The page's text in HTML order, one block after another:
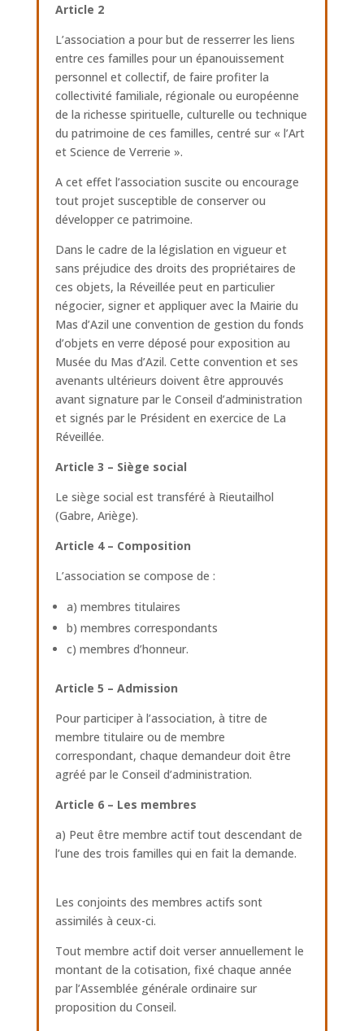
Article 2
L’association a pour but de resserrer les liens
entre ces familles pour un épanouissement
personnel et collectif, de faire profiter la
collectivité familiale, régionale ou européenne
de la richesse spirituelle, culturelle ou technique
du patrimoine de ces familles, centré sur « l’Art
et Science de Verrerie ».
A cet effet l’association suscite ou encourage
tout projet susceptible de conserver ou
développer ce patrimoine.
Dans le cadre de la législation en vigueur et
sans préjudice des droits des propriétaires de
ces objets, la Réveillée peut en particulier
négocier, signer et appliquer avec la Mairie du
Mas d’Azil une convention de gestion du fonds
d’objets en verre déposé pour exposition au
Musée du Mas d’Azil. Cette convention et ses
avenants ultérieurs doivent être approuvés
avant signature par le Conseil d’administration
et signés par le Président en exercice de La
Réveillée.
Article 3 – Siège social
Le siège social est transféré à Rieutailhol
(Gabre, Ariège).
Article 4 – Composition
L’association se compose de :
a) membres titulaires
b) membres correspondants
c) membres d’honneur.
Article 5 – Admission
Pour participer à l’association, à titre de
membre titulaire ou de membre
correspondant, chaque demandeur doit être
agréé par le Conseil d’administration.
Article 6 – Les membres
a) Peut être membre actif tout descendant de
l’une des trois familles qui en fait la demande.
Les conjoints des membres actifs sont
assimilés à ceux-ci.
Tout membre actif doit verser annuellement le
montant de la cotisation, fixé chaque année
par l’Assemblée générale ordinaire sur
proposition du Conseil.